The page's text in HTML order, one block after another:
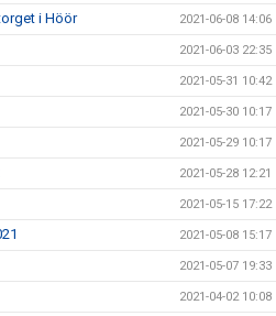
i Höör 2021-06-08 14:06
2021-06-03 22:35
2021-05-31 10:42
2021-05-30 10:17
2021-05-29 10:17
2021-05-28 12:21
2021-05-15 17:22
2021-05-08 15:17
2021-05-07 19:33
2021-04-02 10:08